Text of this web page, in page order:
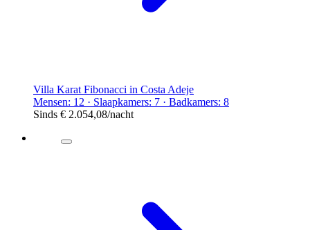
Villa Karat Fibonacci in Costa Adeje
Mensen: 12 · Slaapkamers: 7 · Badkamers: 8
Sinds € 2.054,08/nacht